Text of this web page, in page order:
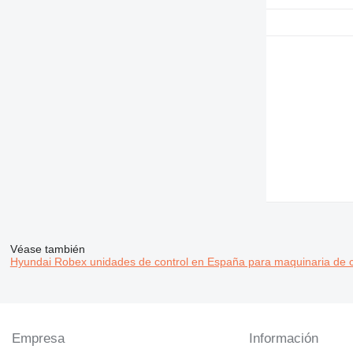
Véase también
Hyundai Robex unidades de control en España para maquinaria de
Empresa Información